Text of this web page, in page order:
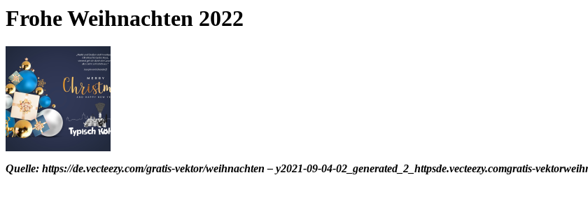
Frohe Weihnachten 2022
Quelle: https://de.vecteezy.com/gratis-vektor/weihnachten – y2021-09-04-02_generated_2_httpsde.vecteezy.comgratis-